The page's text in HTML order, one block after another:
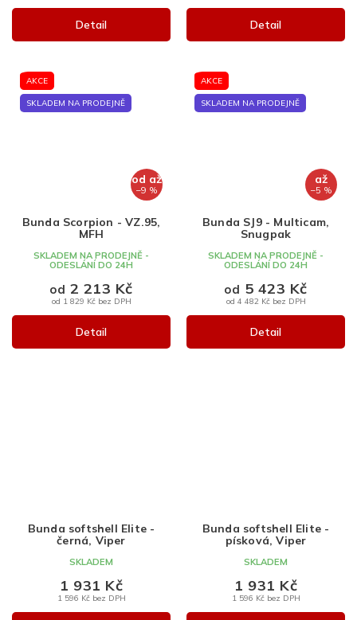
Detail Detail
AKCE
SKLADEM NA PRODEJNĚ
od až
–9 %
Bunda Scorpion - VZ.95,
MFH
SKLADEM NA PRODEJNĚ -
ODESLÁNÍ DO 24H
od 1 829 Kč bez DPH
od 2 213 Kč
Detail
AKCE
SKLADEM NA PRODEJNĚ
až
–5 %
Bunda SJ9 - Multicam,
Snugpak
SKLADEM NA PRODEJNĚ -
ODESLÁNÍ DO 24H
od 4 482 Kč bez DPH
od 5 423 Kč
Detail
Bunda softshell Elite -
černá, Viper
SKLADEM
1 596 Kč bez DPH
1 931 Kč
Bunda softshell Elite -
písková, Viper
SKLADEM
1 596 Kč bez DPH
1 931 Kč